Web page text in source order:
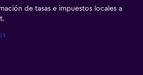
de tasas e impuestos locales a